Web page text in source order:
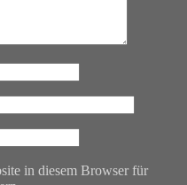
in diesem Browser für